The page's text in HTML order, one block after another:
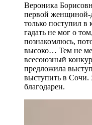
Вероника
первой женщиной-
только поступил в
гадать не мог о
познакомлюсь,
высоко… Тем не
всесоюзный
предложила
выступить в Сочи.
благодарен.